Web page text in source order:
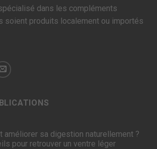
dans les compléments
soient produits localement ou importés
améliorer sa digestion naturellement ?
pour retrouver un ventre léger